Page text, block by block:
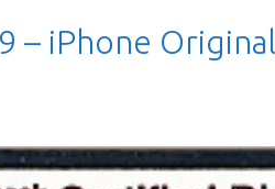
– iPhone Original